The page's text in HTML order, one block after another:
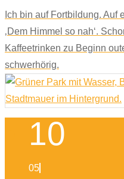
Ich bin auf Fortbildung. Auf
‚Dem Himmel so nah‘.
Kaffeetrinken zu Beginn
schwerhörig.
10
05